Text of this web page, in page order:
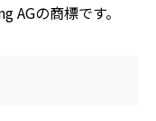
AGの商標です。